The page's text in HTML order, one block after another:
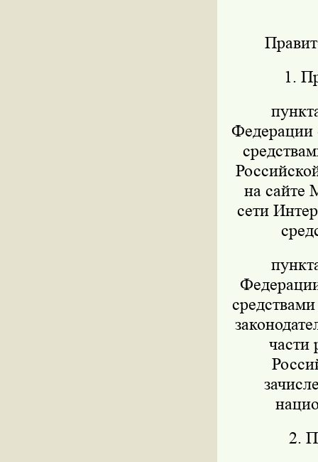
1.
Федерации
на сайте
сети
части
2.